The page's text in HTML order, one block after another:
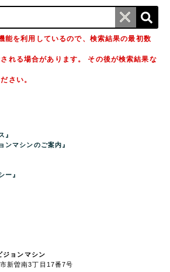
を利用しているので、検索結果の最初数
れる場合があります。 その後が検索結果な
さい。
』
ンマシンのご案内』
ー』
ジョンマシン
新曽南3丁目17番7号